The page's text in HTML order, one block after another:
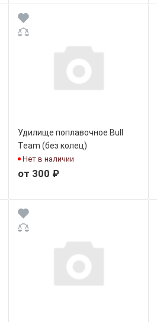
Удилище поплавочное Bull
Team (без колец)
Нет в наличии
от 300 ₽